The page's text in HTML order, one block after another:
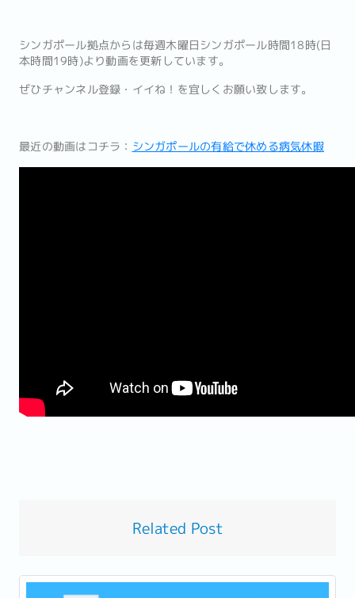
シンガポール拠点からは毎週木曜日シンガポール時間18時(日
本時間19時)より動画を更新しています。
ぜひチャンネル登録・イイね！を宜しくお願い致します。
最近の動画はコチラ： シンガポールの有給で休める病気休暇
Related Post